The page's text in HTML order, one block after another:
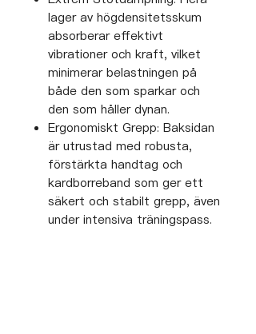
lager av högdensitetsskum
absorberar effektivt
vibrationer och kraft, vilket
minimerar belastningen på
både den som sparkar och
den som håller dynan.
Ergonomiskt Grepp: Baksidan
är utrustad med robusta,
förstärkta handtag och
kardborreband som ger ett
säkert och stabilt grepp, även
under intensiva träningspass.